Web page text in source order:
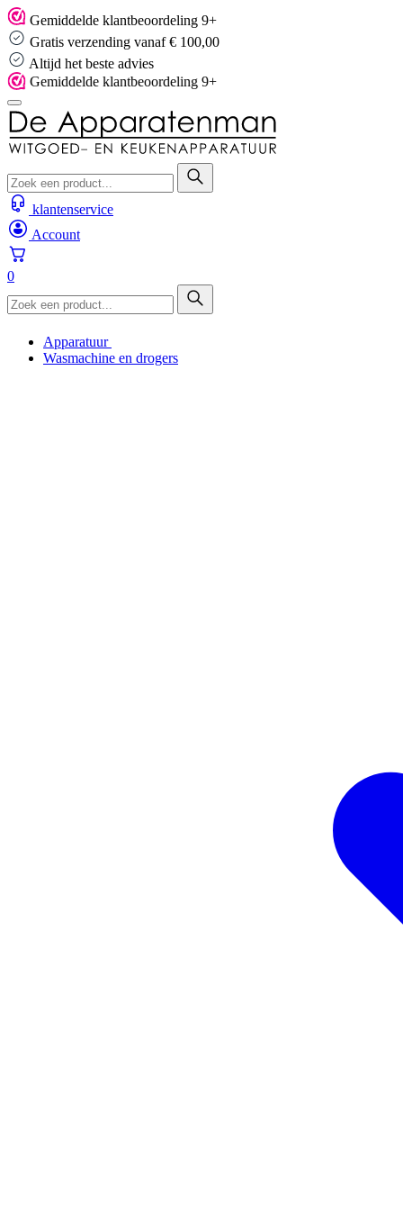
Skip
to
content
Gemiddelde klantbeoordeling 9+
Gratis verzending vanaf € 100,00
Altijd het beste advies
Gemiddelde klantbeoordeling 9+
klantenservice
Account
0
Apparatuur
Wasmachine en drogers